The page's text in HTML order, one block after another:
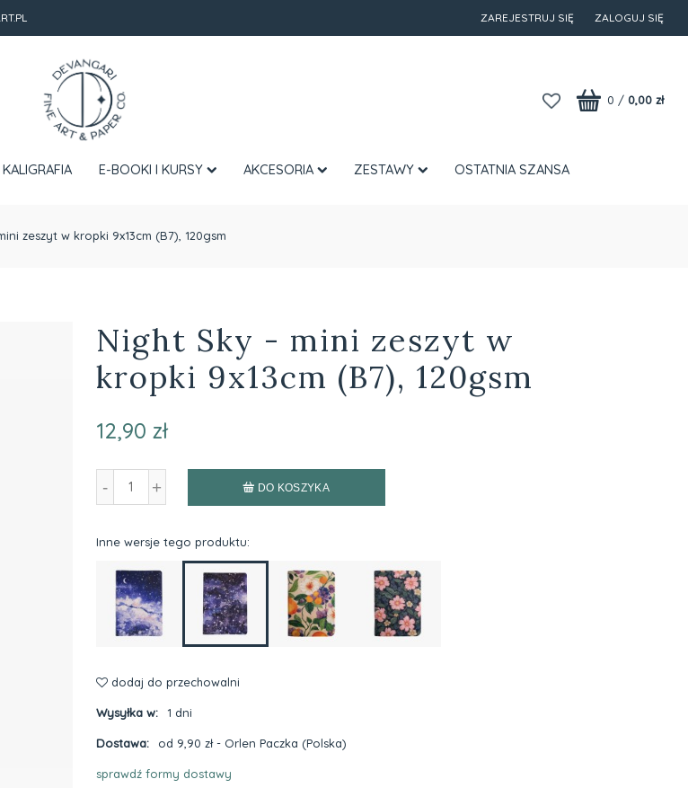
ZAREJESTRUJ SIĘ ZALOGUJ SIĘ
0 / 0,00 zł
KALIGRAFIA E-BOOKI I KURSY AKCESORIA ZESTAWY OSTATNIA SZANSA
zeszyt w kropki 9x13cm (B7), 120gsm
Night Sky - mini zeszyt w
kropki 9x13cm (B7), 120gsm
12,90 zł
- + DO KOSZYKA
Inne wersje tego produktu:
dodaj do przechowalni
Wysyłka w: 1 dni
Dostawa: od 9,90 zł - Orlen Paczka (Polska)
Cena nie zawiera ewentualnych kosztów
sprawdź formy dostawy